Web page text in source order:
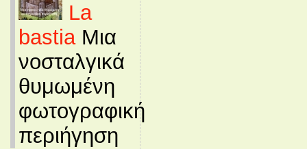
La
bastiaΜια
νοσταλγικά
θυμωμένη
φωτογραφική
περιήγηση